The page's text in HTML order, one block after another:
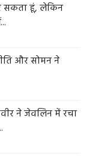
सकता हूं, लेकिन
और सोमन ने
ने जेवलिन में रचा